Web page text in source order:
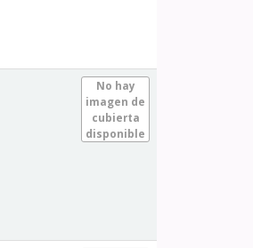
No hay
imagen de
cubierta
disponible